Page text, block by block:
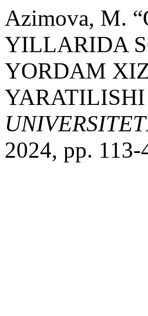
Azimova, M.
YILLARIDA
YORDAM
2024, pp.